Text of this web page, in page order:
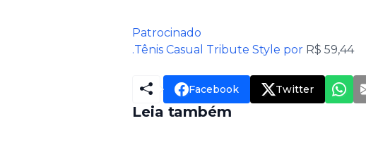
Patrocinado
.Tênis Casual Tribute Style por R$ 59,44
Facebook Twitter
Leia também